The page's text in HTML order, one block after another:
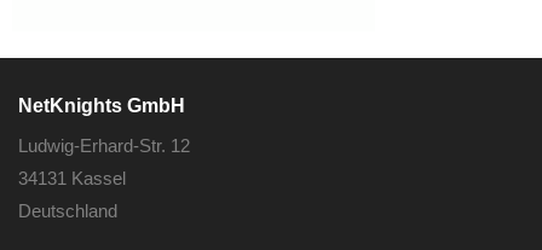
NetKnights GmbH
Ludwig-Erhard-Str. 12
34131 Kassel
Deutschland